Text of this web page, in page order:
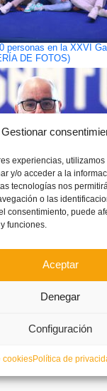
Gestionar
experiencias,
y/o acceder a la
tecnologías nos
o las
consentimiento, puede
funciones.
Aceptar
Denegar
Configuración
cookiesPolítica de
personas en la XXVI
DE FOTOS)
sala en SUMA Alfafar